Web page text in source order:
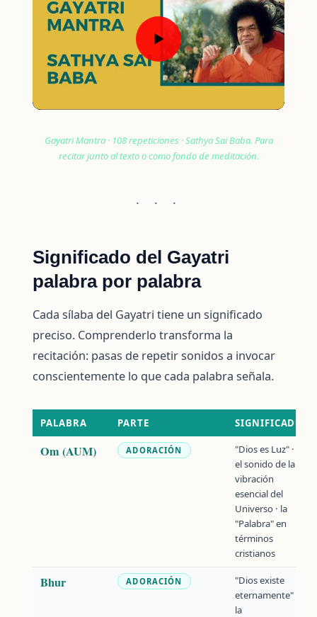
▶
Gayatri Mantra · 108 repeticiones · Sathya Sai Baba. Para
recitar junto al texto o como fondo de meditación.
· · ·
Significado del Gayatri
palabra por palabra
Cada sílaba del Gayatri tiene un significado
preciso. Comprenderlo transforma la
recitación: pasas de repetir sonidos a invocar
conscientemente lo que cada palabra señala.
PALABRA PARTE SIGNIFICADO
Om (AUM) ADORACIÓN
"Dios es Luz" ·
el sonido de la
vibración
esencial del
Universo · la
"Palabra" en
términos
cristianos
Bhur ADORACIÓN
"Dios existe
eternamente" ·
la